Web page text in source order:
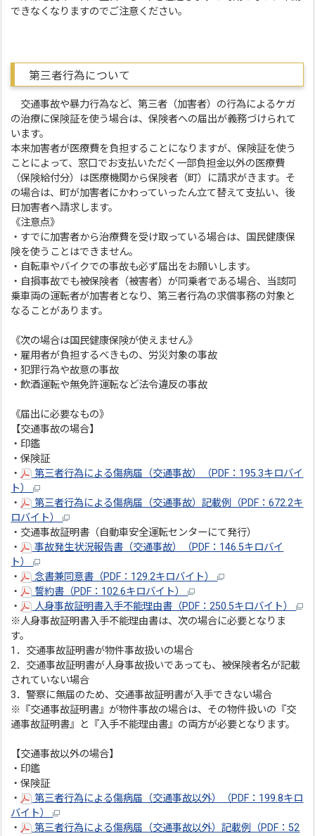
できなくなりますのでご注意ください。
第三者行為について
交通事故や暴力行為など、第三者（加害者）の行為によるケガ
の治療に保険証を使う場合は、保険者への届出が義務づけられて
います。
本来加害者が医療費を負担することになりますが、保険証を使う
ことによって、窓口でお支払いただく一部負担金以外の医療費
（保険給付分）は医療機関から保険者（町）に請求がきます。そ
の場合は、町が加害者にかわっていったん立て替えて支払い、後
日加害者へ請求します。
《注意点》
・すでに加害者から治療費を受け取っている場合は、国民健康保
険を使うことはできません。
・自転車やバイクでの事故も必ず届出をお願いします。
・自損事故でも被保険者（被害者）が同乗者である場合、当該同
乗車両の運転者が加害者となり、第三者行為の求償事務の対象と
なることがあります。
《次の場合は国民健康保険が使えません》
・雇用者が負担するべきもの、労災対象の事故
・犯罪行為や故意の事故
・飲酒運転や無免許運転など法令違反の事故
《届出に必要なもの》
【交通事故の場合】
・印鑑
・保険証
・
第三者行為による傷病届（交通事故）（PDF：195.3キロバイ
ト）
・
第三者行為による傷病届（交通事故）記載例（PDF：672.2キ
ロバイト）
・交通事故証明書（自動車安全運転センターにて発行）
・
事故発生状況報告書（交通事故）（PDF：146.5キロバイ
ト）
・
念書兼同意書（PDF：129.2キロバイト）
・
誓約書（PDF：102.6キロバイト）
・
人身事故証明書入手不能理由書（PDF：250.5キロバイト）
※人身事故証明書入手不能理由書は、次の場合に必要となりま
す。
1．交通事故証明書が物件事故扱いの場合
2．交通事故証明書が人身事故扱いであっても、被保険者名が記載
されていない場合
3．警察に無届のため、交通事故証明書が入手できない場合
※『交通事故証明書』が物件事故の場合は、その物件扱いの『交
通事故証明書』と『入手不能理由書』の両方が必要となります。
【交通事故以外の場合】
・印鑑
・保険証
・
第三者行為による傷病届（交通事故以外）（PDF：199.8キロ
バイト）
・
第三者行為による傷病届（交通事故以外）記載例（PDF：52